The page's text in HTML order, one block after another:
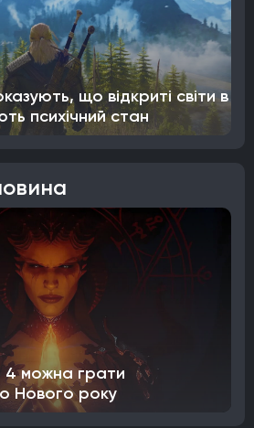
що відкриті світи в
психічний стан
4 можна грати
Нового року